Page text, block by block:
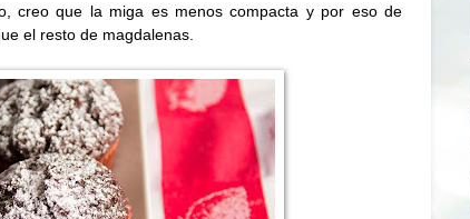
creo que la miga es menos compacta y por eso de
el resto de magdalenas.